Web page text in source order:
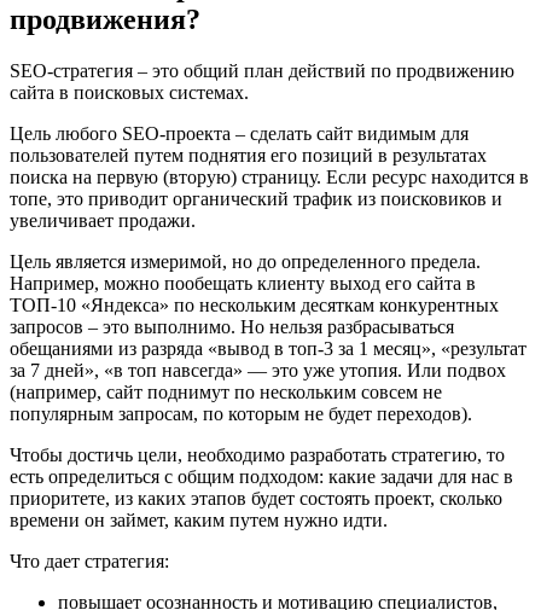
продвижения?
SEO-стратегия – это общий план действий по продвижению
сайта в поисковых системах.
Цель любого SEO-проекта – сделать сайт видимым для
пользователей путем поднятия его позиций в результатах
поиска на первую (вторую) страницу. Если ресурс находится в
топе, это приводит органический трафик из поисковиков и
увеличивает продажи.
Цель является измеримой, но до определенного предела.
Например, можно пообещать клиенту выход его сайта в
ТОП-10 «Яндекса» по нескольким десяткам конкурентных
запросов – это выполнимо. Но нельзя разбрасываться
обещаниями из разряда «вывод в топ-3 за 1 месяц», «результат
за 7 дней», «в топ навсегда» — это уже утопия. Или подвох
(например, сайт поднимут по нескольким совсем не
популярным запросам, по которым не будет переходов).
Чтобы достичь цели, необходимо разработать стратегию, то
есть определиться с общим подходом: какие задачи для нас в
приоритете, из каких этапов будет состоять проект, сколько
времени он займет, каким путем нужно идти.
Что дает стратегия:
повышает осознанность и мотивацию специалистов,